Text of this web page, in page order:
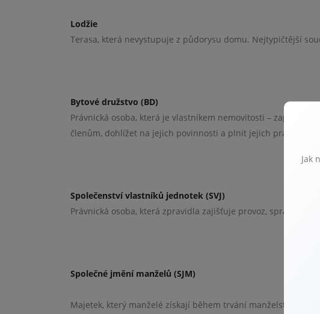
Lodžie
Terasa, která nevystupuje z půdorysu domu. Nejtypičtější
Bytové družstvo (BD)
Právnická osoba, která je vlastníkem nemovitosti – zapsaná
členům, dohlížet na jejich povinnosti a plnit jejich práva.
Společenství vlastníků jednotek (SVJ)
Právnická osoba, která zpravidla zajišťuje provoz, správu či
Společné jmění manželů (SJM)
Majetek, který manželé získají během trvání manželství.
Jak